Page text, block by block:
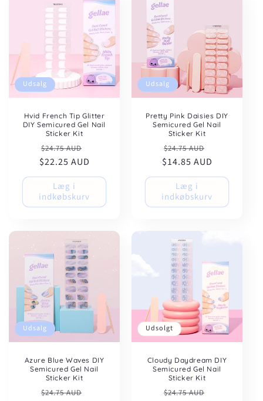
Udsalg
Hvid French Tip Glitter
DIY Semicured Gel Nail
Sticker Kit
Normalpris
$24.75 AUD
$22.25 AUD
Læg i
indkøbskurv
Udsalg
Pretty Pink Daisies DIY
Semicured Gel Nail
Sticker Kit
Normalpris
$24.75 AUD
$14.85 AUD
Læg i
indkøbskurv
Udsalg
Azure Blue Waves DIY
Semicured Gel Nail
Sticker Kit
Normalpris
$24.75 AUD
Udsolgt
Cloudy Daydream DIY
Semicured Gel Nail
Sticker Kit
Normalpris
$24.75 AUD